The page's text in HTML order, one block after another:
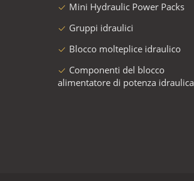
Mini Hydraulic Power Packs
Gruppi idraulici
Blocco molteplice idraulico
Componenti del blocco
alimentatore di potenza idraulica